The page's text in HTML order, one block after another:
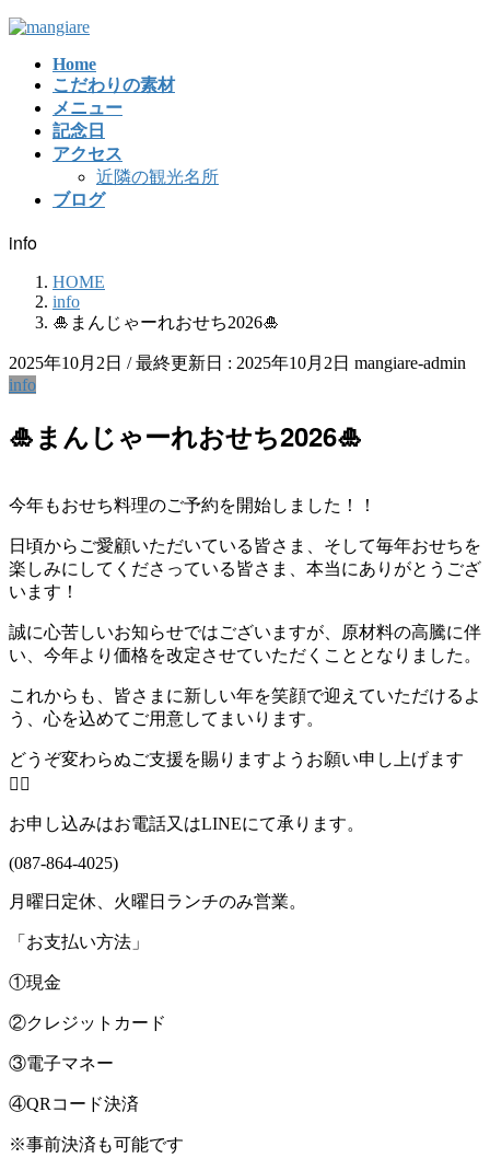
コ
ナ
動
Home
こだわりの素材
メニュー
記念日
アクセス
近隣の観光名所
ブログ
info
HOME
info
🎍まんじゃーれおせち2026🎍
2025年10月2日 / 最終更新日 : 2025年10月2日 mangiare-admin
info
🎍まんじゃーれおせち2026🎍
今年もおせち料理のご予約を開始しました！！
日頃からご愛顧いただいている皆さま、そして毎年おせちを
楽しみにしてくださっている皆さま、本当にありがとうござ
います！
誠に心苦しいお知らせではございますが、原材料の高騰に伴
い、今年より価格を改定させていただくこととなりました。
これからも、皆さまに新しい年を笑顔で迎えていただけるよ
う、心を込めてご用意してまいります。
どうぞ変わらぬご支援を賜りますようお願い申し上げます
🙇‍♀️
お申し込みはお電話又はLINEにて承ります。
(087-864-4025)
月曜日定休、火曜日ランチのみ営業。
「お支払い方法」
①現金
②クレジットカード
③電子マネー
④QRコード決済
※事前決済も可能です